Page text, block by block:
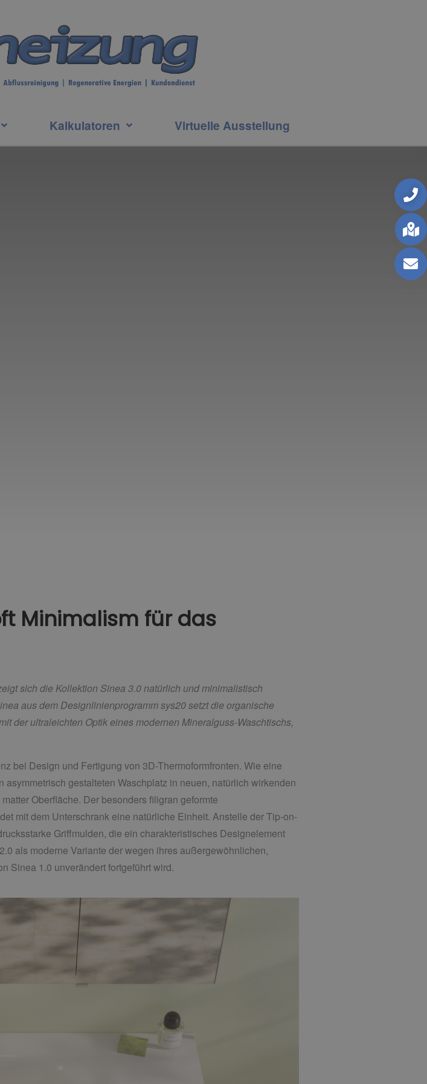
Kalkulatoren Virtuelle Ausstellung
Minimalism für das
sich die Kollektion Sinea 3.0 natürlich und minimalistisch
aus dem Designlinienprogramm sys20 setzt die organische
der ultraleichten Optik eines modernen Mineralguss-Waschtischs,
bei Design und Fertigung von 3D-Thermoformfronten. Wie eine
gestalteten Waschplatz in neuen, natürlich wirkenden
Oberfläche. Der besonders filigran geformte
mit dem Unterschrank eine natürliche Einheit. Anstelle der Tip-on-
Griffmulden, die ein charakteristisches Designelement
als moderne Variante der wegen ihres außergewöhnlichen,
Sinea 1.0 unverändert fortgeführt wird.